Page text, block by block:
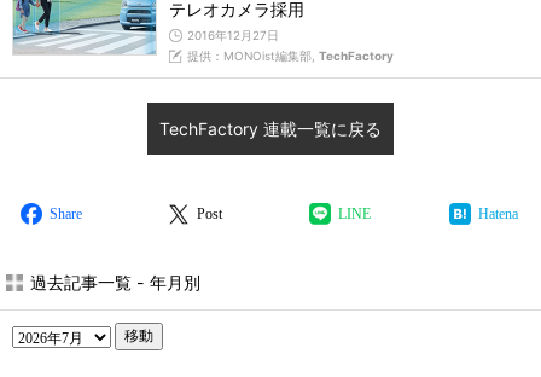
テレオカメラ採用
2016年12月27日
提供：MONOist編集部, TechFactory
TechFactory 連載一覧に戻る
Share Post LINE Hatena
過去記事一覧 - 年月別
移動